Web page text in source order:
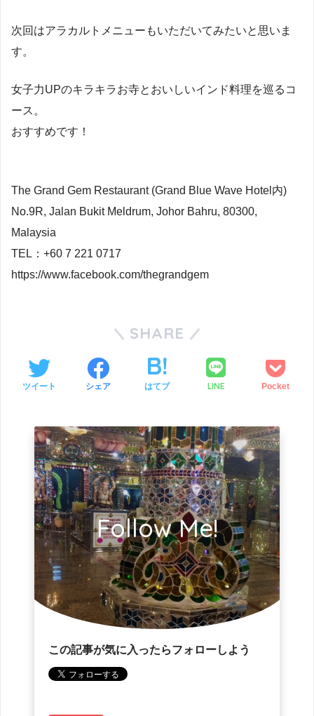
次回はアラカルトメニューもいただいてみたいと思いま
す。
女子力UPのキラキラお寺とおいしいインド料理を巡るコ
ース。
おすすめです！
The Grand Gem Restaurant (Grand Blue Wave Hotel内)
No.9R, Jalan Bukit Meldrum, Johor Bahru, 80300,
Malaysia
TEL：+60 7 221 0717
https://www.facebook.com/thegrandgem
SHARE
ツイート シェア はてブ LINE Pocket
Follow Me!
この記事が気に入ったらフォローしよう